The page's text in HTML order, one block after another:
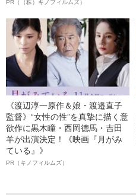
PR（（株）キノフィルムズ）
《渡辺淳一原作＆娘・渡邉直子
監督》“女性の性”を真摯に描く意
欲作に黒木瞳・西岡德馬・吉田
羊が出演決定！《映画『月がみ
ている』》
PR（キノフィルムズ）